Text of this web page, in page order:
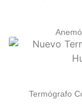
Termógrafo